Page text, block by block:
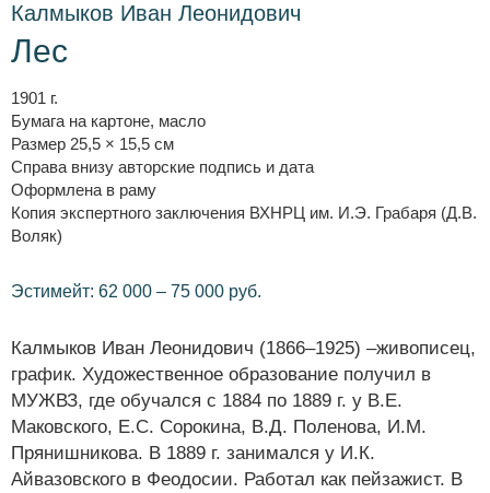
Калмыков Иван Леонидович
Лес
1901 г.
Бумага на картоне, масло
Размер 25,5 × 15,5 см
Справа внизу авторские подпись и дата
Оформлена в раму
Копия экспертного заключения ВХНРЦ им. И.Э. Грабаря (Д.В.
Воляк)
Эстимейт: 62 000 – 75 000 руб.
Калмыков Иван Леонидович (1866–1925) –живописец,
график. Художественное образование получил в
МУЖВЗ, где обучался с 1884 по 1889 г. у В.Е.
Маковского, Е.С. Сорокина, В.Д. Поленова, И.М.
Прянишникова. В 1889 г. занимался у И.К.
Айвазовского в Феодосии. Работал как пейзажист. В